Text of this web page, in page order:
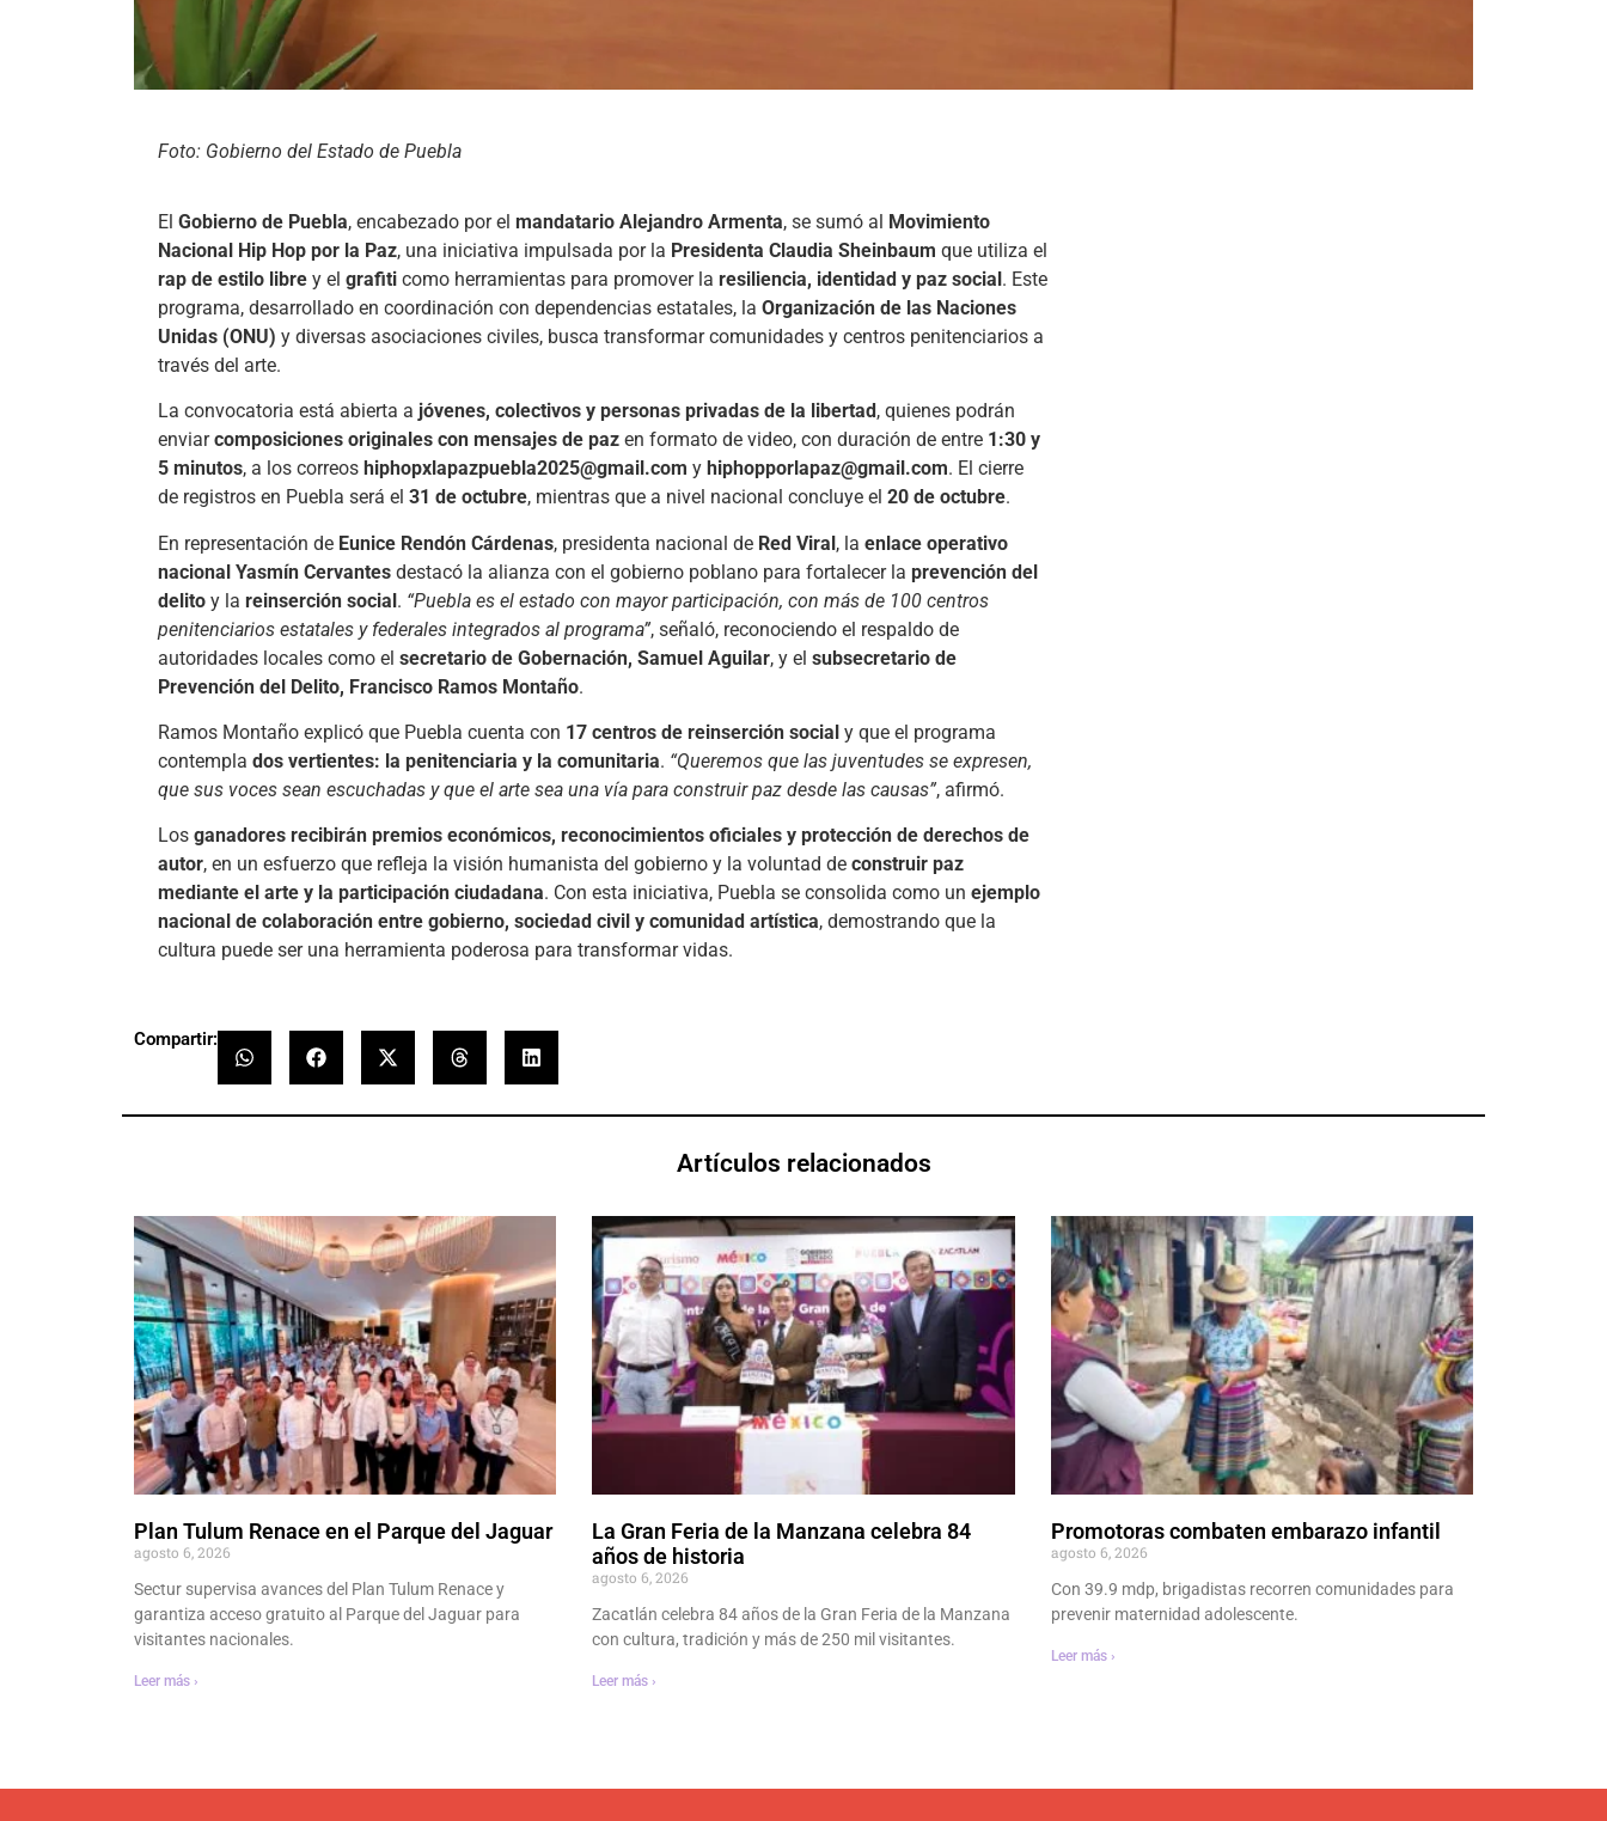
Foto: Gobierno del Estado de Puebla
El Gobierno de Puebla, encabezado por el mandatario Alejandro Armenta, se sumó al Movimiento
Nacional Hip Hop por la Paz, una iniciativa impulsada por la Presidenta Claudia Sheinbaum que utiliza el
rap de estilo libre y el grafiti como herramientas para promover la resiliencia, identidad y paz social. Este
programa, desarrollado en coordinación con dependencias estatales, la Organización de las Naciones
Unidas (ONU) y diversas asociaciones civiles, busca transformar comunidades y centros penitenciarios a
través del arte.
La convocatoria está abierta a jóvenes, colectivos y personas privadas de la libertad , quienes podrán
enviarcomposiciones originales con mensajes de paz en formato de video, con duración de entre 1:30 y
5 minutos, a los correos hiphopxlapazpuebla2025@gmail.com y hiphopporlapaz@gmail.com. El cierre
de registros en Puebla será el 31 de octubre, mientras que a nivel nacional concluye el 20 de octubre.
En representación de Eunice Rendón Cárdenas, presidenta nacional de Red Viral, la enlace operativo
nacional Yasmín Cervantes destacó la alianza con el gobierno poblano para fortalecer la prevención del
delito y la reinserción social. “Puebla es el estado con mayor participación, con más de 100 centros
penitenciarios estatales y federales integrados al programa”, señaló, reconociendo el respaldo de
autoridades locales como el secretario de Gobernación, Samuel Aguilar, y el subsecretario de
Prevención del Delito, Francisco Ramos Montaño.
Ramos Montaño explicó que Puebla cuenta con 17 centros de reinserción social y que el programa
contempla dos vertientes: la penitenciaria y la comunitaria. “Queremos que las juventudes se expresen,
que sus voces sean escuchadas y que el arte sea una vía para construir paz desde las causas”, afirmó.
Los ganadores recibirán premios económicos, reconocimientos oficiales y protección de derechos de
autor, en un esfuerzo que refleja la visión humanista del gobierno y la voluntad de construir paz
mediante el arte y la participación ciudadana. Con esta iniciativa, Puebla se consolida como un ejemplo
nacional de colaboración entre gobierno, sociedad civil y comunidad artística, demostrando que la
cultura puede ser una herramienta poderosa para transformar vidas.
Compartir:
Artículos relacionados
Plan Tulum Renace en el Parque del Jaguar
agosto 6, 2026
Sectur supervisa avances del Plan Tulum Renace y
garantiza acceso gratuito al Parque del Jaguar para
visitantes nacionales.
Leer más ›
La Gran Feria de la Manzana celebra 84
años de historia
agosto 6, 2026
Zacatlán celebra 84 años de la Gran Feria de la Manzana
con cultura, tradición y más de 250 mil visitantes.
Leer más ›
Promotoras combaten embarazo infantil
agosto 6, 2026
Con 39.9 mdp, brigadistas recorren comunidades para
prevenir maternidad adolescente.
Leer más ›